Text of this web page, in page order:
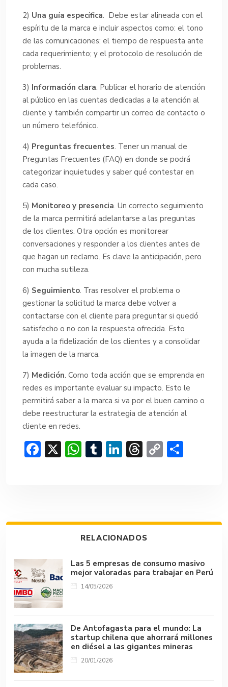
2) Una guía específica. Debe estar alineada con el
espíritu de la marca e incluir aspectos como: el tono
de las comunicaciones; el tiempo de respuesta ante
cada requerimiento; y el protocolo de resolución de
problemas.
3) Información clara. Publicar el horario de atención
al público en las cuentas dedicadas a la atención al
cliente y también compartir un correo de contacto o
un número telefónico.
4) Preguntas frecuentes. Tener un manual de
Preguntas Frecuentes (FAQ) en donde se podrá
categorizar inquietudes y saber qué contestar en
cada caso.
5) Monitoreo y presencia. Un correcto seguimiento
de la marca permitirá adelantarse a las preguntas
de los clientes. Otra opción es monitorear
conversaciones y responder a los clientes antes de
que hagan un reclamo. Es clave la anticipación, pero
con mucha sutileza.
6) Seguimiento. Tras resolver el problema o
gestionar la solicitud la marca debe volver a
contactarse con el cliente para preguntar si quedó
satisfecho o no con la respuesta ofrecida. Esto
ayuda a la fidelización de los clientes y a consolidar
la imagen de la marca.
7) Medición. Como toda acción que se emprenda en
redes es importante evaluar su impacto. Esto le
permitirá saber a la marca si va por el buen camino o
debe reestructurar la estrategia de atención al
cliente en redes.
F
ok
X W
p
p
T Li T
s
C
n tir
RELACIONADOS
Las 5 empresas de consumo masivo
mejor valoradas para trabajar en Perú
14/05/2026
De Antofagasta para el mundo: La
startup chilena que ahorrará millones
en diésel a las gigantes mineras
20/01/2026